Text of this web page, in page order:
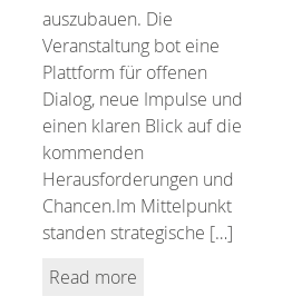
auszubauen. Die
Veranstaltung bot eine
Plattform für offenen
Dialog, neue Impulse und
einen klaren Blick auf die
kommenden
Herausforderungen und
Chancen.Im Mittelpunkt
standen strategische […]
Read more